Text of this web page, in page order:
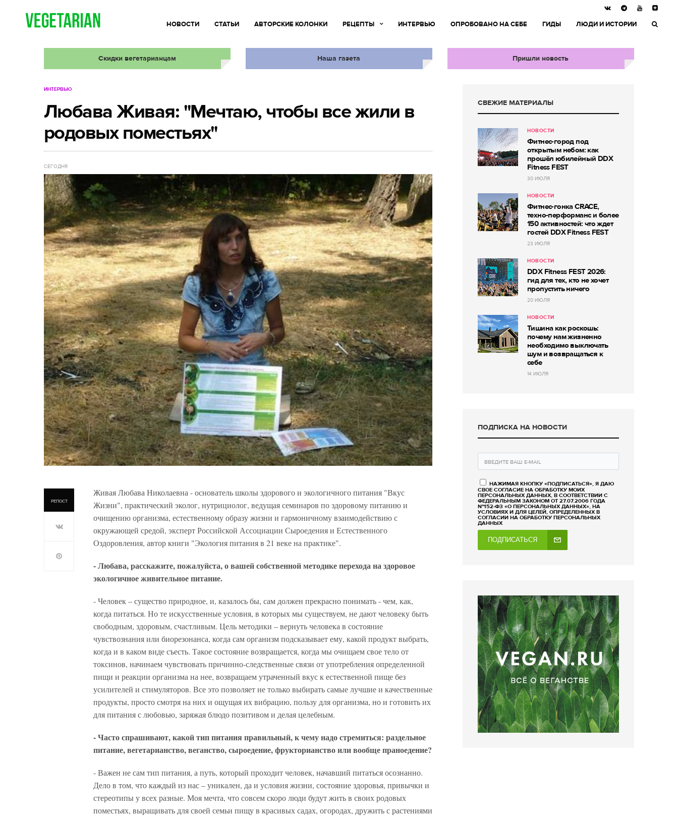
НОВОСТИ СТАТЬИ АВТОРСКИЕ КОЛОНКИ РЕЦЕПТЫ ИНТЕРВЬЮ ОПРОБОВАНО НА СЕБЕ ГИДЫ ЛЮДИ И ИСТОРИИ
Скидки вегетарианцам Наша газета Пришли новость
ИНТЕРВЬЮ
Любава Живая: "Мечтаю, чтобы все жили в
родовых поместьях"
СЕГОДНЯ
РЕПОСТ
Живая Любава Николаевна - основатель школы здорового и экологичного питания "Вкус
Жизни", практический эколог, нутрициолог, ведущая семинаров по здоровому питанию и
очищению организма, естественному образу жизни и гармоничному взаимодействию с
окружающей средой, эксперт Российской Ассоциации Сыроедения и Естественного
Оздоровления, автор книги "Экология питания в 21 веке на практике".
- Любава, расскажите, пожалуйста, о вашей собственной методике перехода на здоровое
экологичное живительное питание.
- Человек – существо природное, и, казалось бы, сам должен прекрасно понимать - чем, как,
когда питаться. Но те искусственные условия, в которых мы существуем, не дают человеку быть
свободным, здоровым, счастливым. Цель методики – вернуть человека в состояние
чувствознания или биорезонанса, когда сам организм подсказывает ему, какой продукт выбрать,
когда и в каком виде съесть. Такое состояние возвращается, когда мы очищаем свое тело от
токсинов, начинаем чувствовать причинно-следственные связи от употребления определенной
пищи и реакции организма на нее, возвращаем утраченный вкус к естественной пище без
усилителей и стимуляторов. Все это позволяет не только выбирать самые лучшие и качественные
продукты, просто смотря на них и ощущая их вибрацию, пользу для организма, но и готовить их
для питания с любовью, заряжая блюдо позитивом и делая целебным.
- Часто спрашивают, какой тип питания правильный, к чему надо стремиться: раздельное
питание, вегетарианство, веганство, сыроедение, фрукторианство или вообще праноедение?
- Важен не сам тип питания, а путь, который проходит человек, начавший питаться осознанно.
Дело в том, что каждый из нас – уникален, да и условия жизни, состояние здоровья, привычки и
стереотипы у всех разные. Моя мечта, что совсем скоро люди будут жить в своих родовых
поместьях, выращивать для своей семьи пищу в красивых садах, огородах, дружить с растениями
СВЕЖИЕ МАТЕРИАЛЫ
НОВОСТИ
Фитнес-город под
открытым небом: как
прошёл юбилейный DDX
Fitness FEST
30 ИЮЛЯ
НОВОСТИ
Фитнес-гонка CRACE,
техно-перформанс и более
150 активностей: что ждет
гостей DDX Fitness FEST
23 ИЮЛЯ
НОВОСТИ
DDX Fitness FEST 2026:
гид для тех, кто не хочет
пропустить ничего
20 ИЮЛЯ
НОВОСТИ
Тишина как роскошь:
почему нам жизненно
необходимо выключать
шум и возвращаться к
себе
14 ИЮЛЯ
ПОДПИСКА НА НОВОСТИ
НАЖИМАЯ КНОПКУ «ПОДПИСАТЬСЯ», Я ДАЮ
СВОЕ СОГЛАСИЕ НА ОБРАБОТКУ МОИХ
ПЕРСОНАЛЬНЫХ ДАННЫХ, В СООТВЕТСТВИИ С
ФЕДЕРАЛЬНЫМ ЗАКОНОМ ОТ 27.07.2006 ГОДА
№152-ФЗ «О ПЕРСОНАЛЬНЫХ ДАННЫХ», НА
УСЛОВИЯХ И ДЛЯ ЦЕЛЕЙ, ОПРЕДЕЛЕННЫХ В
СОГЛАСИИ НА ОБРАБОТКУ ПЕРСОНАЛЬНЫХ
ДАННЫХ
ПОДПИСАТЬСЯ